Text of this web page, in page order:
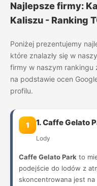
Najlepsze firmy:
Kaliszu - Ranking
Poniżej prezentujemy
które znalazły się w
firmy w naszym rankingu
na podstawie ocen
profilu.
1 1. Caffe Gelato
Lody
Caffe Gelato Park to
podejście do lodów z
skoncentrowana jest